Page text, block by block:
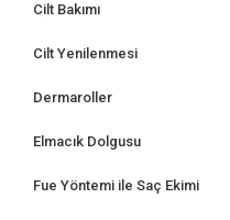
Cilt Bakımı
Cilt Yenilenmesi
Dermaroller
Elmacık Dolgusu
Fue Yöntemi ile Saç Ekimi